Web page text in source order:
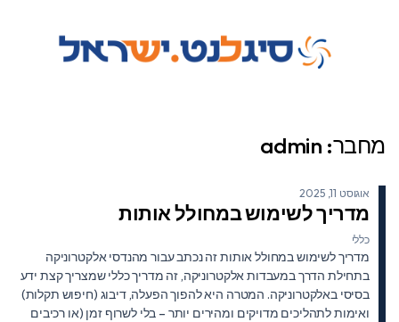
מחבר: admin
אוגוסט 11, 2025
מדריך לשימוש במחולל אותות
כללי
מדריך לשימוש במחולל אותות זה נכתב עבור מהנדסי אלקטרוניקה
בתחילת הדרך במעבדות אלקטרוניקה, זה מדריך כללי שמצריך קצת ידע
בסיסי באלקטרוניקה. המטרה היא להפוך הפעלה, דיבוג (חיפוש תקלות)
ואימות לתהליכים מדויקים ומהירים יותר – בלי לשרוף זמן (או רכיבים